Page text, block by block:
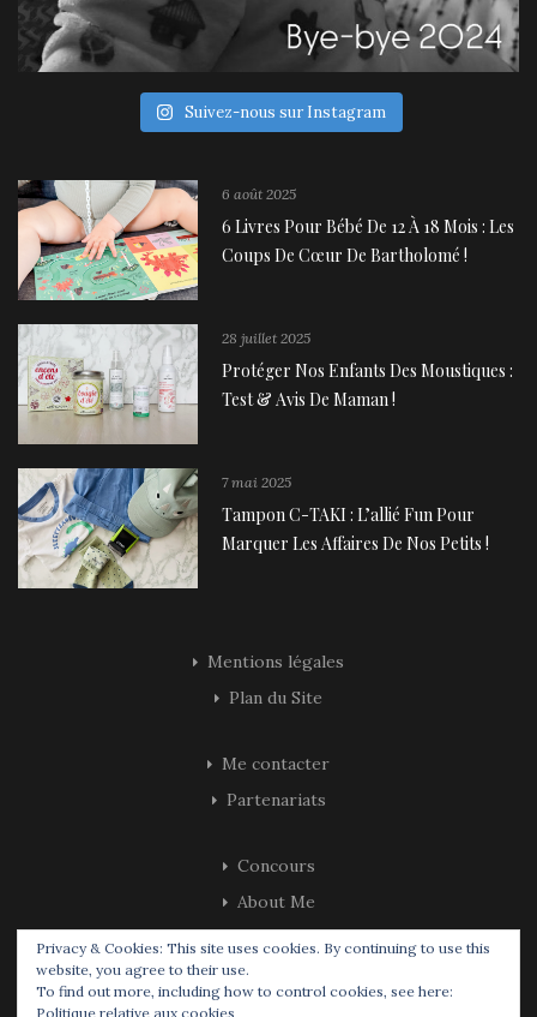
Suivez-nous sur Instagram
6 août 2025
6 Livres Pour Bébé De 12 À 18 Mois : Les
Coups De Cœur De Bartholomé !
28 juillet 2025
Protéger Nos Enfants Des Moustiques :
Test & Avis De Maman !
7 mai 2025
Tampon C-TAKI : L’allié Fun Pour
Marquer Les Affaires De Nos Petits !
Mentions légales
Plan du Site
Me contacter
Partenariats
Concours
About Me
Privacy & Cookies: This site uses cookies. By continuing to use this
website, you agree to their use.
To find out more, including how to control cookies, see here:
Politique relative aux cookies